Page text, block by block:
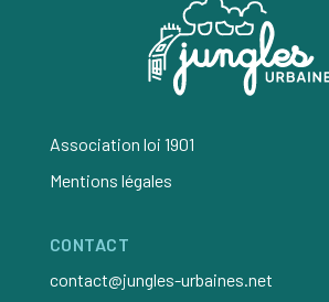
Association loi 1901
Mentions légales
CONTACT
contact@jungles-urbaines.net